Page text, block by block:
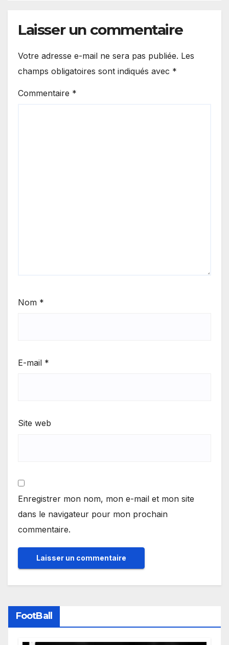
Laisser un commentaire
Votre adresse e-mail ne sera pas publiée. Les
champs obligatoires sont indiqués avec *
Commentaire *
Nom *
E-mail *
Site web
Enregistrer mon nom, mon e-mail et mon site
dans le navigateur pour mon prochain
commentaire.
FootBall